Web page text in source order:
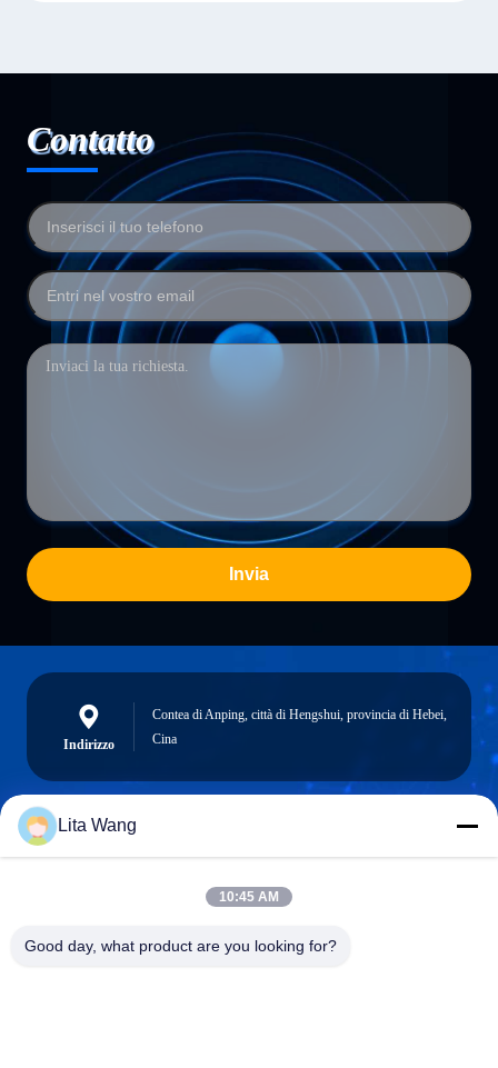
Contatto
Invia
Indirizzo
Contea di Anping, città di Hengshui, provincia di Hebei,
Cina
lita@screenmeshnet.com
Lita Wang
10:45 AM
Good day, what product are you looking for?